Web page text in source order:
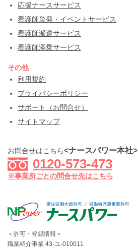
応援ナースサービス
看護師単発・イベントサービス
看護師派遣サービス
看護師添乗サービス
その他
利用規約
プライバシーポリシー
サポート（お問合せ）
サイトマップ
お問合せはこちら<ナースパワー本社>
0120-573-473
※事業所ごとの問合せ先はこちら
＜許可・登録情報＞
職業紹介事業 43-ユ-010011